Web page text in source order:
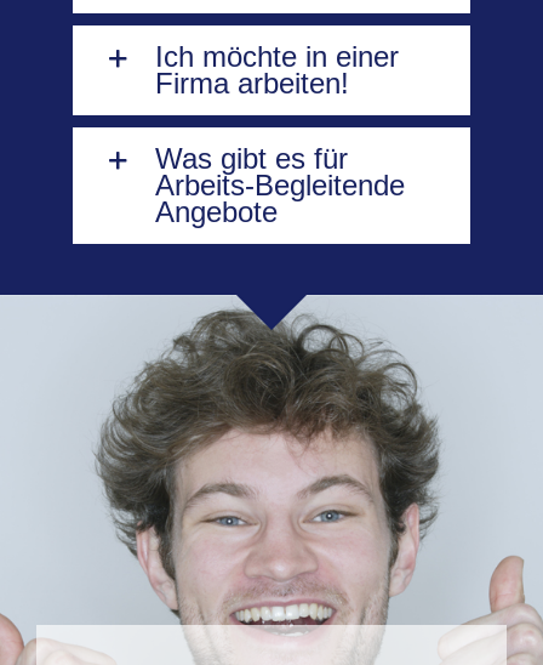
Ich möchte in einer
Firma arbeiten!
Was gibt es für
Arbeits-Begleitende
Angebote